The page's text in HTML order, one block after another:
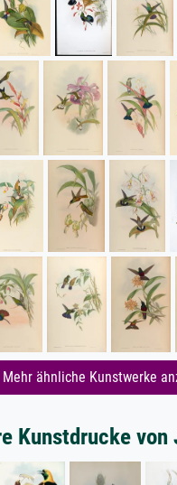
Mehr ähnliche Kunstwerke
Kunstdrucke von